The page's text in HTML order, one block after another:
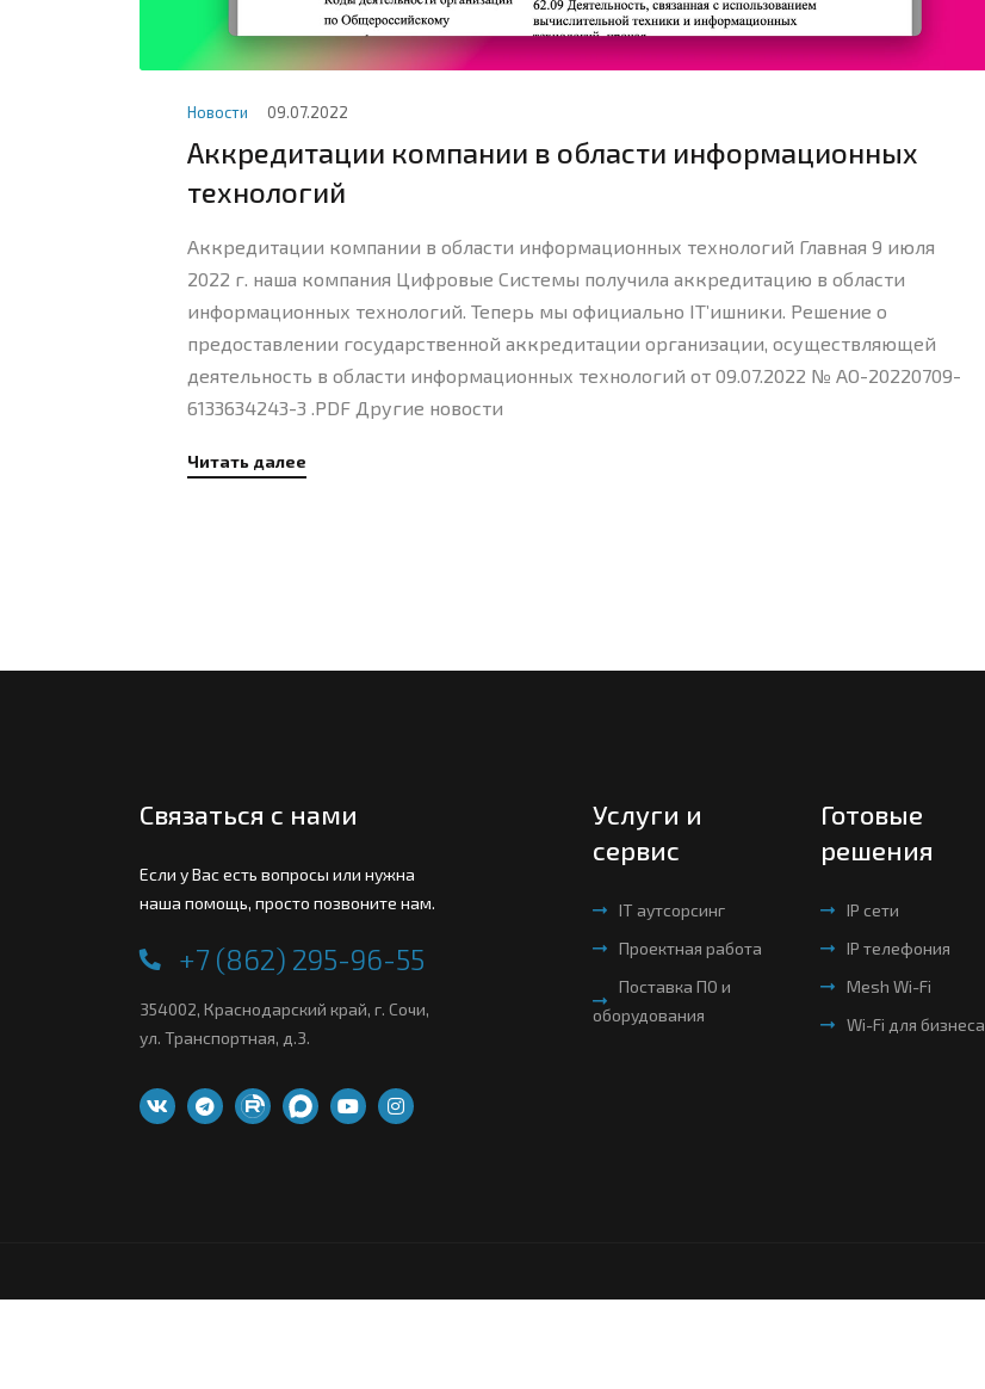
Новости 09.07.2022
Аккредитации компании в области информационных
технологий
Аккредитации компании в области информационных технологий Главная 9 июля
2022 г. наша компания Цифровые Системы получила аккредитацию в области
информационных технологий. Теперь мы официально IT’ишники. Решение о
предоставлении государственной аккредитации организации, осуществляющей
деятельность в области информационных технологий от 09.07.2022 № АО-20220709-
6133634243-3 .PDF Другие новости
Читать далее
Связаться с нами
Если у Вас есть вопросы или нужна
наша помощь, просто позвоните нам.
+7 (862) 295-96-55
354002, Краснодарский край, г. Сочи,
ул. Транспортная, д.3.
Услуги и
сервис
IT аутсорсинг
Проектная работа
Поставка ПО и
оборудования
Готовые
решения
IP сети
IP телефония
Mesh Wi-Fi
Wi-Fi для бизнеса